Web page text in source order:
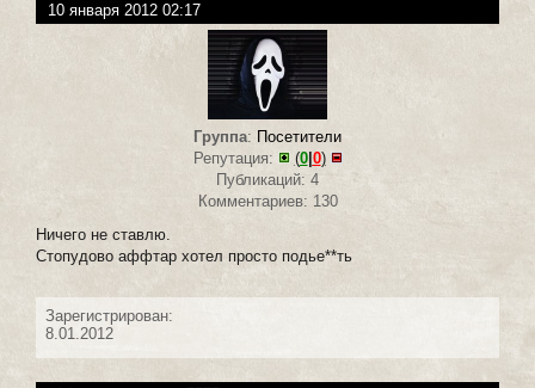
10 января 2012 02:17
Группа: Посетители
Репутация:
(0| 0)
Публикаций: 4
Комментариев: 130
Ничего не ставлю.
Стопудово аффтар хотел просто подье**ть
Зарегистрирован:
8.01.2012